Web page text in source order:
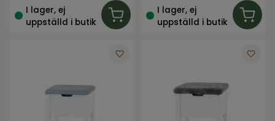
I lager, ej
uppställd i butik
I lager, ej
uppställd i butik